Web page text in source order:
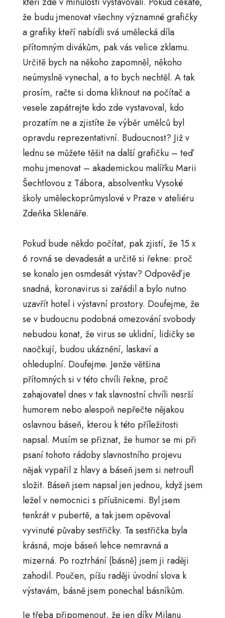
že budu jmenovat všechny významné grafičky
a grafiky kteří nabídli svá umělecká díla
přítomným divákům, pak vás velice zklamu.
Určitě bych na někoho zapomněl, někoho
neúmyslně vynechal, a to bych nechtěl. A tak
prosím, račte si doma kliknout na počítač a
vesele zapátrejte kdo zde vystavoval, kdo
prozatím ne a zjistíte že výběr umělců byl
opravdu reprezentativní. Budoucnost? Již v
lednu se můžete těšit na další grafičku – teď
mohu jmenovat – akademickou malířku Marii
Šechtlovou z Tábora, absolventku Vysoké
školy uměleckoprůmyslové v Praze v ateliéru
Zdeňka Sklenáře.
Pokud bude někdo počítat, pak zjistí, že 15 x
6 rovná se devadesát a určitě si řekne: proč
se konalo jen osmdesát výstav? Odpověď je
snadná, koronavirus si zařádil a bylo nutno
uzavřít hotel i výstavní prostory. Doufejme, že
se v budoucnu podobná omezování svobody
nebudou konat, že virus se uklidní, lidičky se
naočkují, budou ukáznění, laskaví a
ohleduplní. Doufejme. Jenže většina
přítomných si v této chvíli řekne, proč
zahajovatel dnes v tak slavnostní chvíli nesrší
humorem nebo alespoň nepřečte nějakou
oslavnou báseň, kterou k této příležitosti
napsal. Musím se přiznat, že humor se mi při
psaní tohoto rádoby slavnostního projevu
nějak vypařil z hlavy a báseň jsem si netroufl
složit. Báseň jsem napsal jen jednou, když jsem
ležel v nemocnici s příušnicemi. Byl jsem
tenkrát v pubertě, a tak jsem opěvoval
vyvinuté půvaby sestřičky. Ta sestřička byla
krásná, moje báseň lehce nemravná a
mizerná. Po roztrhání (básně) jsem ji raději
zahodil. Poučen, píšu raději úvodní slova k
výstavám, básně jsem ponechal básníkům.
Je třeba připomenout, že jen díky Milanu